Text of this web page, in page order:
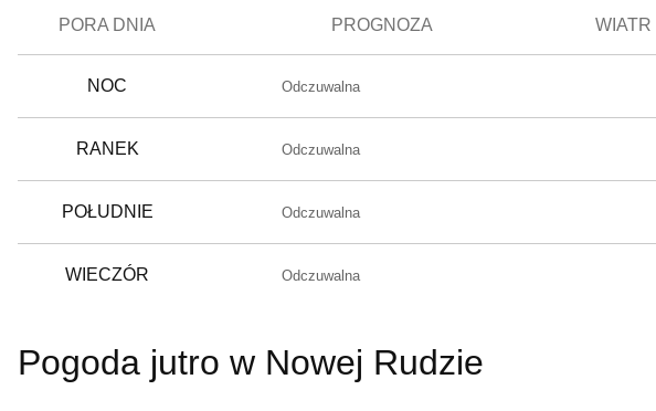
PORA DNIA PROGNOZA WIATR
NOC Odczuwalna
RANEK Odczuwalna
POŁUDNIE Odczuwalna
WIECZÓR Odczuwalna
Pogoda jutro w Nowej Rudzie